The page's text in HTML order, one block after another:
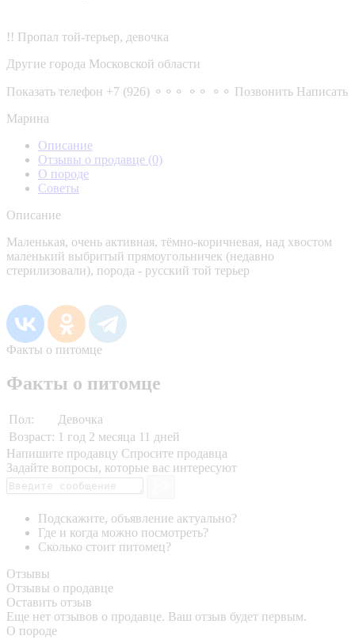
!! Пропал той-терьер, девочка
Другие города Московской области
Показать телефон +7 (926) ⚬⚬⚬ ⚬⚬ ⚬⚬ Позвонить Написать
Марина
Описание
Отзывы о продавце (0)
О породе
Советы
Описание
Маленькая, очень активная, тёмно-коричневая, над хвостом
маленький выбритый прямоугольничек (недавно
стерилизовали), порода - русский той терьер
Факты о питомце
Факты о питомце
Пол:
Девочка
Возраст: 1 год 2 месяца 11 дней
Напишите продавцу Спросите продавца
Задайте вопросы, которые вас интересуют
Подскажите, объявление актуально?
Где и когда можно посмотреть?
Сколько стоит питомец?
Отзывы
Отзывы о продавце
Оставить отзыв
Еще нет отзывов о продавце. Ваш отзыв будет первым.
О породе